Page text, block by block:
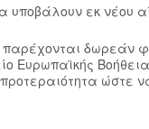
υποβάλουν εκ νέου
δωρεάν
ώστε